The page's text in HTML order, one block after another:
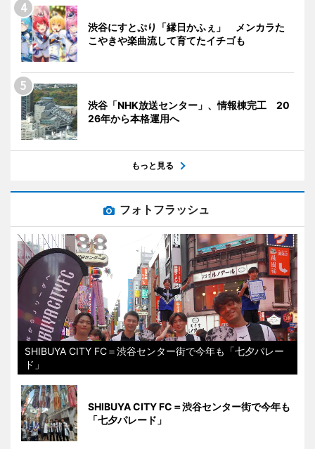
渋谷にすとぷり「縁日かふぇ」 メンカラた
こやきや楽曲流して育てたイチゴも
渋谷「NHK放送センター」、情報棟完工 20
26年から本格運用へ
もっと見る
フォトフラッシュ
SHIBUYA CITY FC＝渋谷センター街で今年も「七夕パレー
ド」
SHIBUYA CITY FC＝渋谷センター街で今年も
「七夕パレード」